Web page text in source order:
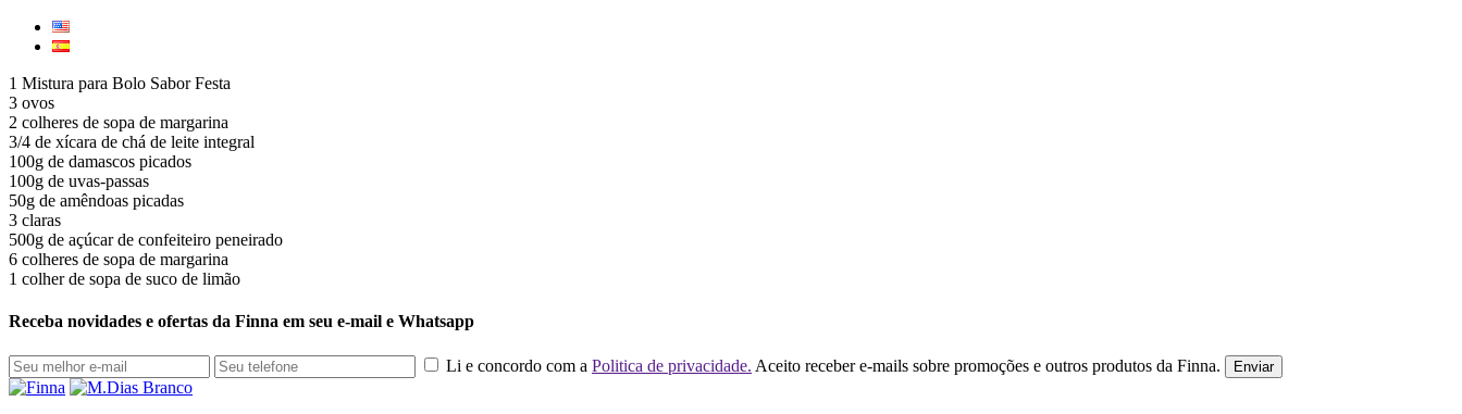
1 Mistura para Bolo Sabor Festa
3 ovos
2 colheres de sopa de margarina
3/4 de xícara de chá de leite integral
100g de damascos picados
100g de uvas-passas
50g de amêndoas picadas
3 claras
500g de açúcar de confeiteiro peneirado
6 colheres de sopa de margarina
1 colher de sopa de suco de limão
Receba novidades e ofertas da Finna em seu e-mail e Whatsapp
Li e concordo com a Politica de privacidade. Aceito receber e-mails sobre promoções e outros produtos da Finna. Enviar